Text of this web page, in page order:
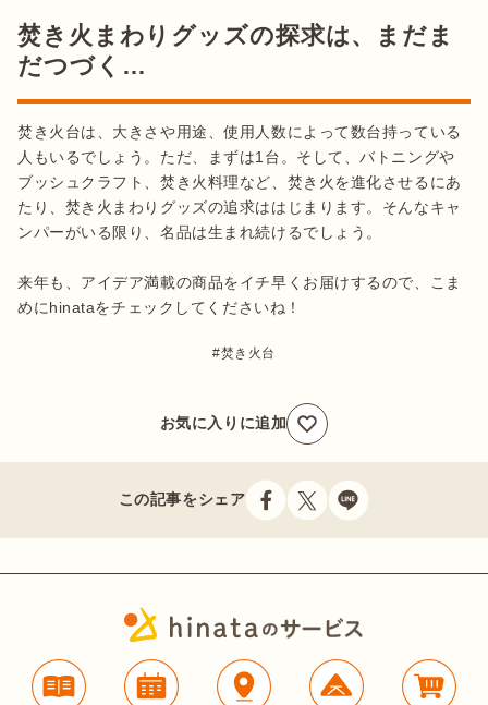
焚き火まわりグッズの探求は、まだま
だつづく…
焚き火台は、大きさや用途、使用人数によって数台持っている
人もいるでしょう。ただ、まずは1台。そして、バトニングや
ブッシュクラフト、焚き火料理など、焚き火を進化させるにあ
たり、焚き火まわりグッズの追求ははじまります。そんなキャ
ンパーがいる限り、名品は生まれ続けるでしょう。
来年も、アイデア満載の商品をイチ早くお届けするので、こま
めにhinataをチェックしてくださいね！
焚き火台
お気に入りに追加
この記事をシェア